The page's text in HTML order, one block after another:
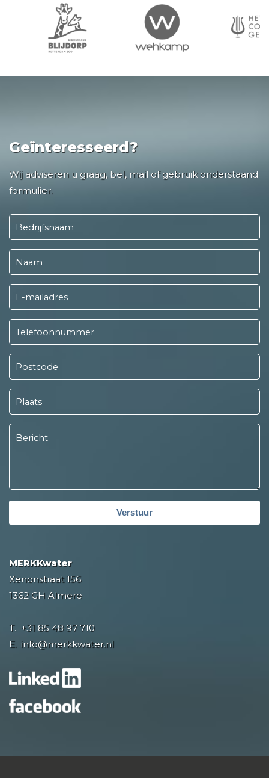
Geïnteresseerd?
Wij adviseren u graag, bel, mail of gebruik onderstaand
formulier.
Verstuur
MERKKwater
Xenonstraat 156
1362 GH Almere
T. +31 85 48 97 710
E. info@merkkwater.nl